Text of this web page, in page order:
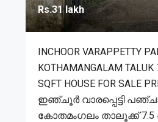
Rs.31 lakh
INCHOOR VARAPPETTY
KOTHAMANGALAM TALUK
SQFT HOUSE FOR SALE
ഇഞ്ചൂർ വാരപ്പെട്ടി
കോതമംഗലം താലൂക്ക്